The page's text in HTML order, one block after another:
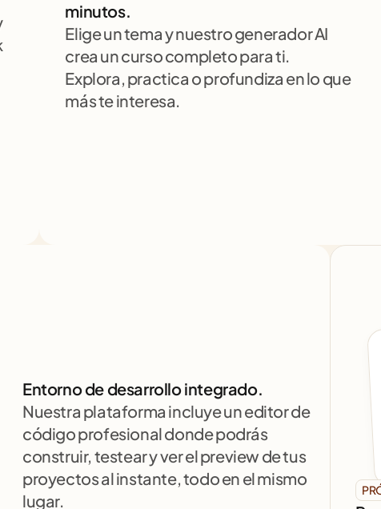
minutos.
Elige un tema y nuestro generador AI
crea un curso completo para ti.
Explora, practica o profundiza en lo que
más te interesa.
Entorno de desarrollo integrado.
Nuestra plataforma incluye un editor de
código profesional donde podrás
construir, testear y ver el preview de tus
proyectos al instante, todo en el mismo
lugar.